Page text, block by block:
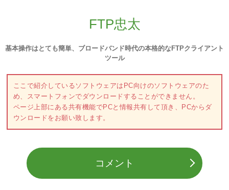
FTP忠太
基本操作はとても簡単、ブロードバンド時代の本格的なFTPクライアント
ツール
ここで紹介しているソフトウェアはPC向けのソフトウェアのた
め、スマートフォンでダウンロードすることができません。
ページ上部にある共有機能でPCと情報共有して頂き、PCからダ
ウンロードをお願い致します。
コメント